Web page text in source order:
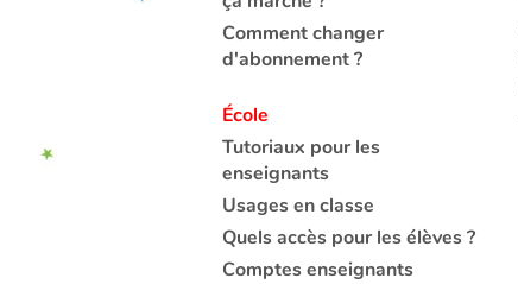
Comment changer
d'abonnement ?
École
Tutoriaux pour les
enseignants
Usages en classe
Quels accès pour les élèves ?
Comptes enseignants